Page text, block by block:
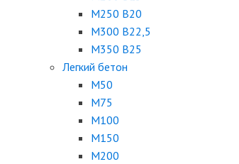
М250 В20
М300 В22,5
М350 В25
Легкий бетон
М50
М75
М100
М150
М200